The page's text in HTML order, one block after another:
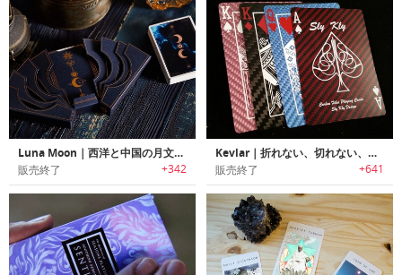
Luna Moon｜西洋と中国の月文化がテーマのトランプセット「ルナムーン」
販売終了 +342
Kevlar｜折れない、切れない、傷つかない！耐久性抜群のトランプ「ケブラートランプ」
販売終了 +641